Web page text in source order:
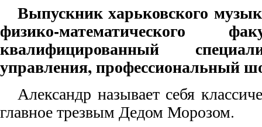
Выпускник харьковского
физико-математического
квалифицированный
управления, профессиональный
Александр называет себя
главное трезвым Дедом Морозом.